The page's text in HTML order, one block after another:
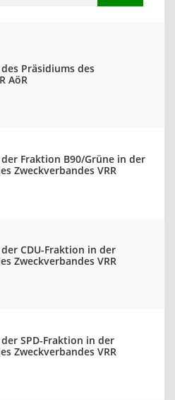
Präsidiums des
AöR
Fraktion B90/Grüne in der
Zweckverbandes VRR
CDU-Fraktion in der
Zweckverbandes VRR
SPD-Fraktion in der
Zweckverbandes VRR